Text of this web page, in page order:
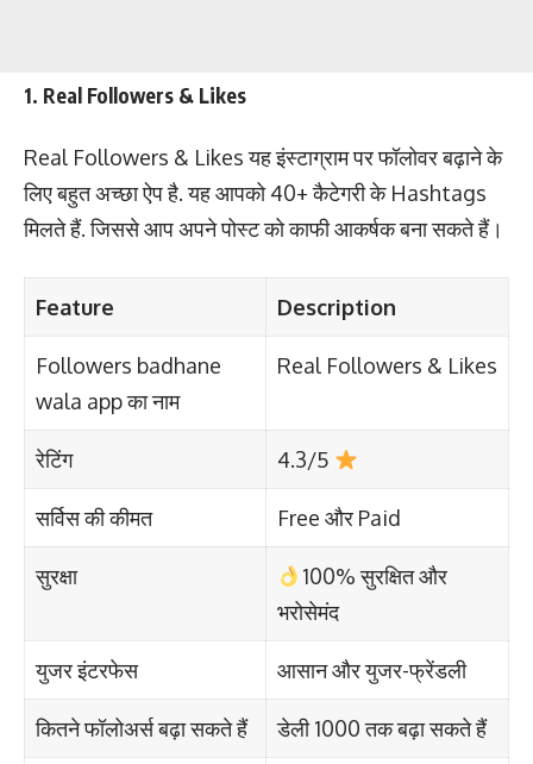
1. Real Followers & Likes
Real Followers & Likes यह इंस्टाग्राम पर फॉलोवर बढ़ाने के
लिए बहुत अच्छा ऐप है. यह आपको 40+ कैटेगरी के Hashtags
मिलते हैं. जिससे आप अपने पोस्ट को काफी आकर्षक बना सकते हैं।
Feature Description
Followers badhane
wala app का नाम
Real Followers & Likes
रेटिंग 4.3/5
सर्विस की कीमत Free और Paid
सुरक्षा
100% सुरक्षित और
भरोसेमंद
युजर इंटरफेस आसान और युजर-फ्रेंडली
कितने फॉलोअर्स बढ़ा सकते हैं डेली 1000 तक बढ़ा सकते हैं